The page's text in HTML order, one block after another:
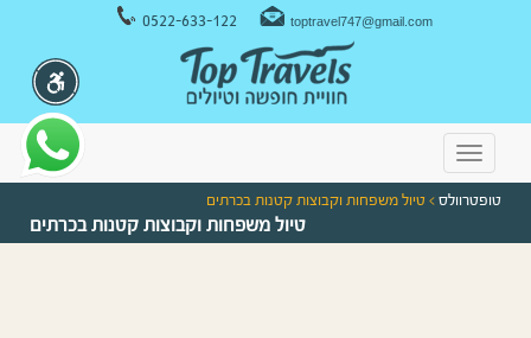
0522-633-122 toptravel747@gmail.com
Toggle
navigation
טופטרוולס > טיול משפחות וקבוצות קטנות בכרתים
טיול משפחות וקבוצות קטנות בכרתים
ניווט במקלדת